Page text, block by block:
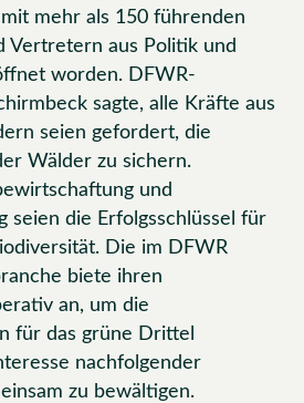
mehr als 150 führenden
Vertretern aus Politik und
worden. DFWR-
sagte, alle Kräfte aus
seien gefordert, die
Wälder zu sichern.
und
seien die Erfolgsschlüssel für
Die im DFWR
biete ihren
an, um die
für das grüne Drittel
nachfolgender
zu bewältigen.